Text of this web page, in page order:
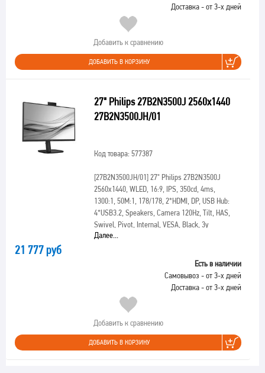
Доставка - от 3-х дней
Добавить к сравнению
ДОБАВИТЬ В КОРЗИНУ
27" Philips 27B2N3500J 2560x1440
27B2N3500JH/01
Код товара: 577387
[27B2N3500JH/01]27" Philips 27B2N3500J
2560x1440, WLED, 16:9, IPS, 350cd, 4ms,
1300:1, 50M:1, 178/178, 2*HDMI, DP, USB Hub:
4*USB3.2, Speakers, Camera 120Hz, Tilt, HAS,
Swivel, Pivot, Internal, VESA, Black, 3y
Далее...
21 777 руб
Есть в наличии
Самовывоз - от 3-х дней
Доставка - от 3-х дней
Добавить к сравнению
ДОБАВИТЬ В КОРЗИНУ